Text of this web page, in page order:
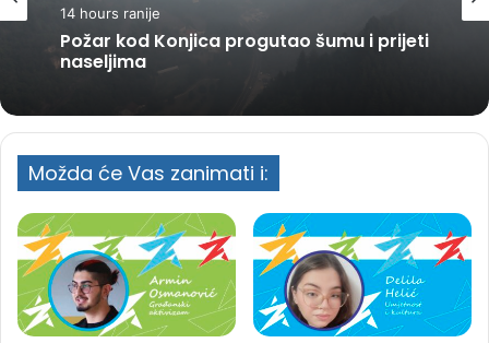
14 hours ranije
Požar kod Konjica progutao šumu i prijeti
naseljima
Možda će Vas zanimati i: